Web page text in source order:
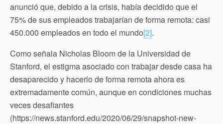
anunció que, debido a la crisis, había decidido que el
75% de sus empleados trabajarían de forma remota: casi
450.000 empleados en todo el mundo[2].
Como señala Nicholas Bloom de la Universidad de
Stanford, el estigma asociado con trabajar desde casa ha
desaparecido y hacerlo de forma remota ahora es
extremadamente común, aunque en condiciones muchas
veces desafiantes
(https://news.stanford.edu/2020/06/29/snapshot-new-